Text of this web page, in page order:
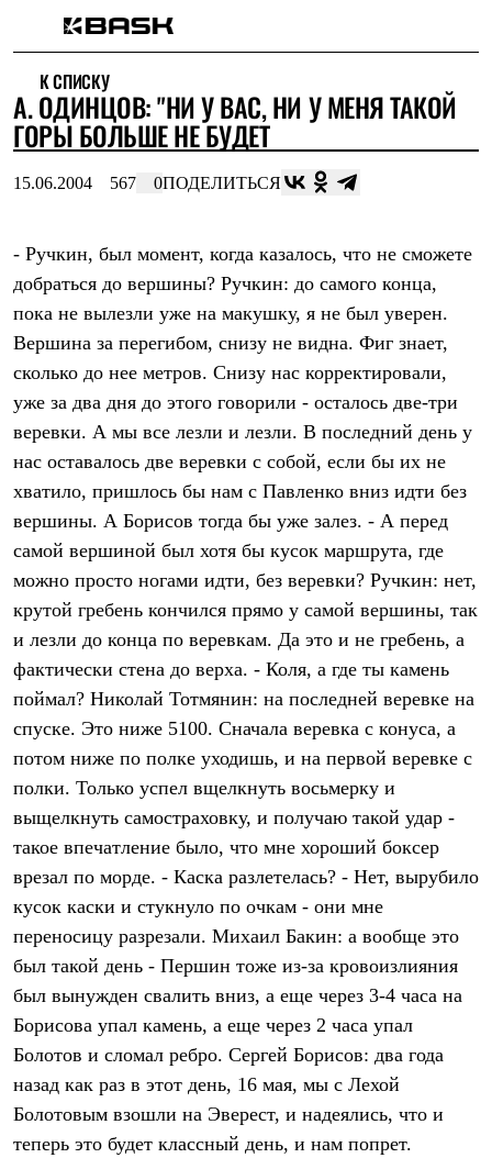
Интернет-магазин
Мужская одежда
Утепленная пухом
Куртки
Жилеты
Куртки
Брюки
Штормовая одежда
Куртки
Брюки
Софтшелл одежда
Куртки
Брюки
Флисовая одежда
Куртки
Брюки
Термобелье
Теплое термобелье
Среднее термобелье
Легкое термобелье
Лёгкая одежда
Футболки
Рубашки
Толстовки
Брюки
Шорты
Женская одежда
Утепленная пухом
Жилеты
Утепленная синтетикой
Брюки
Штормовая одежда
Софтшелл одежда
Куртки
Брюки
Лёгкая одежда
Рубашки
Футболки
Брюки
Термобелье
Теплое термобелье
Среднее термобелье
Легкое термобелье
К СПИСКУ
А. ОДИНЦОВ: "НИ У ВАС, НИ У МЕНЯ ТАКОЙ
ГОРЫ БОЛЬШЕ НЕ БУДЕТ
15.06.2004 567 0ПОДЕЛИТЬСЯ
- Ручкин, был момент, когда казалось, что не сможете
добраться до вершины? Ручкин: до самого конца,
пока не вылезли уже на макушку, я не был уверен.
Вершина за перегибом, снизу не видна. Фиг знает,
сколько до нее метров. Снизу нас корректировали,
уже за два дня до этого говорили - осталось две-три
веревки. А мы все лезли и лезли. В последний день у
нас оставалось две веревки с собой, если бы их не
хватило, пришлось бы нам с Павленко вниз идти без
вершины. А Борисов тогда бы уже залез. - А перед
самой вершиной был хотя бы кусок маршрута, где
можно просто ногами идти, без веревки? Ручкин: нет,
крутой гребень кончился прямо у самой вершины, так
и лезли до конца по веревкам. Да это и не гребень, а
фактически стена до верха. - Коля, а где ты камень
поймал? Николай Тотмянин: на последней веревке на
спуске. Это ниже 5100. Сначала веревка с конуса, а
потом ниже по полке уходишь, и на первой веревке с
полки. Только успел вщелкнуть восьмерку и
выщелкнуть самостраховку, и получаю такой удар -
такое впечатление было, что мне хороший боксер
врезал по морде. - Каска разлетелась? - Нет, вырубило
кусок каски и стукнуло по очкам - они мне
переносицу разрезали. Михаил Бакин: а вообще это
был такой день - Першин тоже из-за кровоизлияния
был вынужден свалить вниз, а еще через 3-4 часа на
Борисова упал камень, а еще через 2 часа упал
Болотов и сломал ребро. Сергей Борисов: два года
назад как раз в этот день, 16 мая, мы с Лехой
Болотовым взошли на Эверест, и надеялись, что и
теперь это будет классный день, и нам попрет.